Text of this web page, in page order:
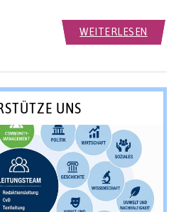
WEITERLESEN
UNS